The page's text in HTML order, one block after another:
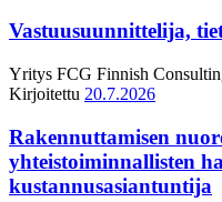
Vastuusuunnittelija,
Yritys FCG Finnish
Kirjoitettu 20.7.2026
Rakennuttamisen
yhteistoiminnallisten
kustannusasiantuntija